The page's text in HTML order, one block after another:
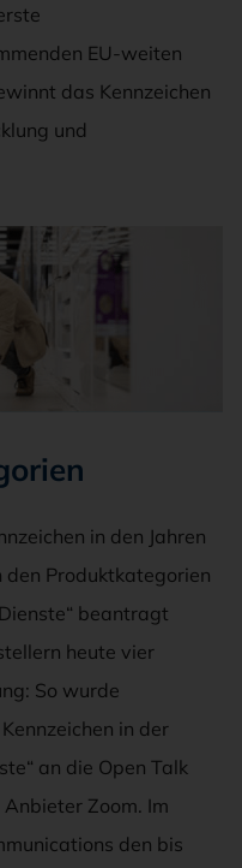
EU-weiten
das Kennzeichen
und
in den Jahren
Produktkategorien
beantragt
heute vier
So wurde
in der
an die Open Talk
Zoom. Im
den bis